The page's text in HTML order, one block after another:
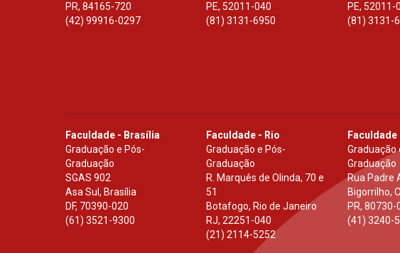
PR, 84165-720
(42) 99916-0297
PE, 52011-040
(81) 3131-6950
PE, 52011-
(81) 3131-
Faculdade - Brasília
Graduação e Pós-
Graduação
SGAS 902
Asa Sul, Brasília
DF, 70390-020
(61) 3521-9300
Faculdade - Rio
Graduação e Pós-
Graduação
R. Marquês de Olinda, 70 e
51
Botafogo, Rio de Janeiro
RJ,22251-040
(21) 2114-5252
Graduação
Graduação
Rua Padre
Bigorrilho,
PR, 80730-
(41) 3240-